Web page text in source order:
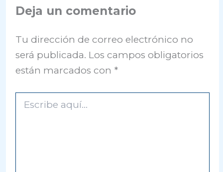
Deja un comentario
Tu dirección de correo electrónico no
será publicada. Los campos obligatorios
están marcados con *
aquí...